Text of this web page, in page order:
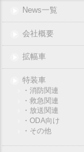
News一覧
会社概要
拡幅車
特装車
・消防関連
・救急関連
・放送関連
・ODA向け
・その他